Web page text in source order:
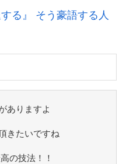
る』 そう豪語する人
ありますよ
きたいですね
の技法！！